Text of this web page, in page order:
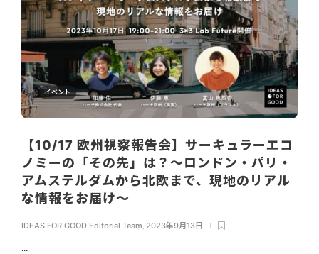
イベント
【10/17 欧州視察報告会】サーキュラーエコ
ノミーの「その先」は？〜ロンドン・パリ・
アムステルダムから北欧まで、現地のリアル
な情報をお届け〜
IDEAS FOR GOOD Editorial Team 2023年9月13日
...